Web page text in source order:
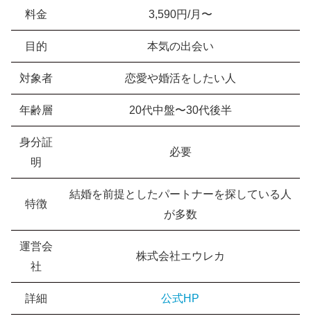
料金 3,590円/月〜
目的 本気の出会い
対象者 恋愛や婚活をしたい人
年齢層 20代中盤〜30代後半
身分証
明
必要
特徴
結婚を前提としたパートナーを探している人
が多数
運営会
社
株式会社エウレカ
詳細 公式HP